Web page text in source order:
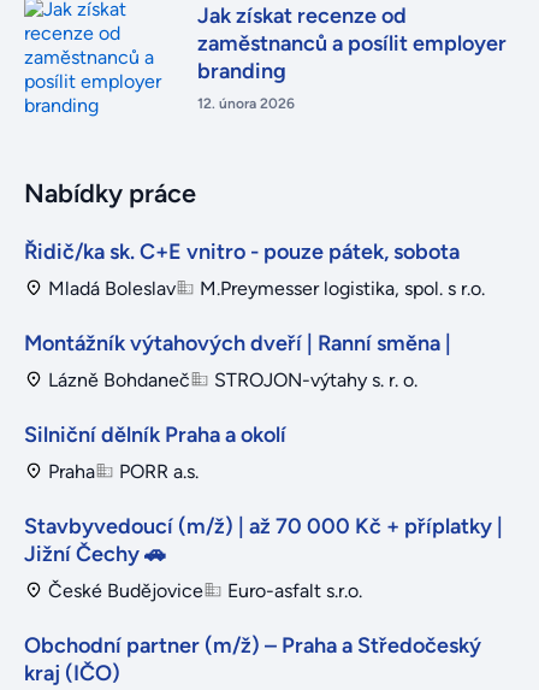
Jak získat recenze od
zaměstnanců a posílit employer
branding
12. února 2026
Nabídky práce
Řidič/ka sk. C+E vnitro - pouze pátek, sobota
Mladá Boleslav M.Preymesser logistika, spol. s r.o.
Montážník výtahových dveří | Ranní směna |
Lázně Bohdaneč STROJON-výtahy s. r. o.
Silniční dělník Praha a okolí
Praha PORR a.s.
Stavbyvedoucí (m/ž) | až 70 000 Kč + příplatky |
Jižní Čechy 🚗
České Budějovice Euro-asfalt s.r.o.
Obchodní partner (m/ž) – Praha a Středočeský
kraj (IČO)